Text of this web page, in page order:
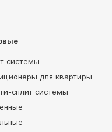
системы
для квартиры
сплит системы